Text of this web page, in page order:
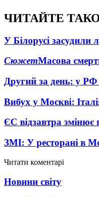
ЧИТАЙТЕ
У Білорусі засудили
СюжетМасова
Другий за день: у РФ
Вибух у Москві:
ЄС відзавтра змінює
ЗМІ: У ресторані в
Читати коментарі
Новини світу